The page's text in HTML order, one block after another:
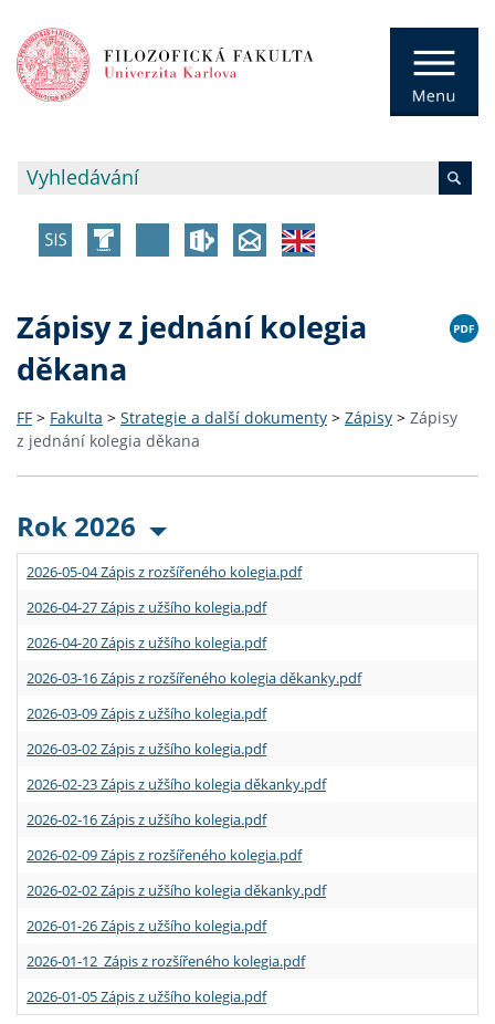
Zápisy z jednání kolegia
děkana
FF > Fakulta > Strategie a další dokumenty > Zápisy > Zápisy
z jednání kolegia děkana
Rok 2026
2026-05-04 Zápis z rozšířeného kolegia.pdf
2026-04-27 Zápis z užšího kolegia.pdf
2026-04-20 Zápis z užšího kolegia.pdf
2026-03-16 Zápis z rozšířeného kolegia děkanky.pdf
2026-03-09 Zápis z užšího kolegia.pdf
2026-03-02 Zápis z užšího kolegia.pdf
2026-02-23 Zápis z užšího kolegia děkanky.pdf
2026-02-16 Zápis z užšího kolegia.pdf
2026-02-09 Zápis z rozšířeného kolegia.pdf
2026-02-02 Zápis z užšího kolegia děkanky.pdf
2026-01-26 Zápis z užšího kolegia.pdf
2026-01-12 Zápis z rozšířeného kolegia.pdf
2026-01-05 Zápis z užšího kolegia.pdf